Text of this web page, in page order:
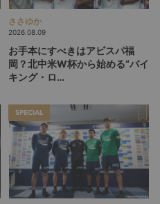
ささゆか
2026.08.09
お手本にすべきはアビスパ福
岡？北中米W杯から始める“バイ
キング・ロ
探す旅
SPECIAL